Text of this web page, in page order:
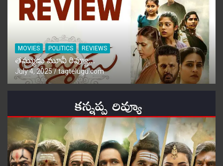
MOVIES POLITICS REVIEWS
తమ్ముడు మూవీ రివ్యూ…
July 4, 2025 tagtelugu.com